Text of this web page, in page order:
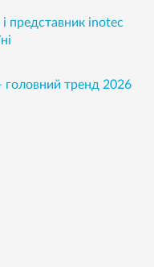
представник inotec
головний тренд 2026